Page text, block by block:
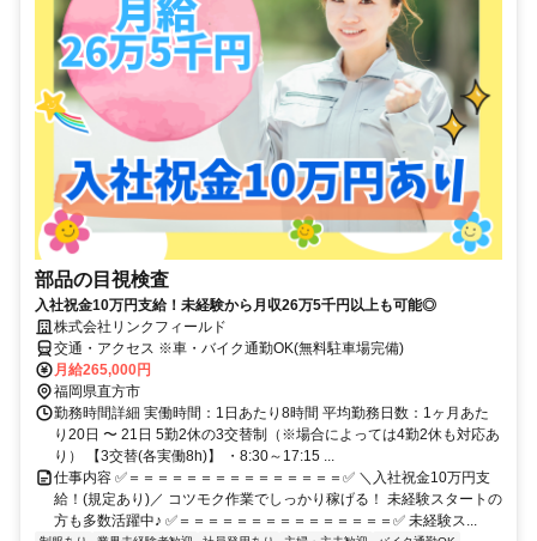
部品の目視検査
入社祝金10万円支給！未経験から月収26万5千円以上も可能◎
株式会社リンクフィールド
交通・アクセス ※車・バイク通勤OK(無料駐車場完備)
月給265,000円
福岡県直方市
勤務時間詳細 実働時間：1日あたり8時間 平均勤務日数：1ヶ月あた
り20日 〜 21日 5勤2休の3交替制（※場合によっては4勤2休も対応あ
り） 【3交替(各実働8h)】 ・8:30～17:15 ...
仕事内容 ✅＝＝＝＝＝＝＝＝＝＝＝＝＝＝＝✅ ＼入社祝金10万円支
給！(規定あり)／ コツモク作業でしっかり稼げる！ 未経験スタートの
方も多数活躍中♪ ✅＝＝＝＝＝＝＝＝＝＝＝＝＝＝＝✅ 未経験ス...